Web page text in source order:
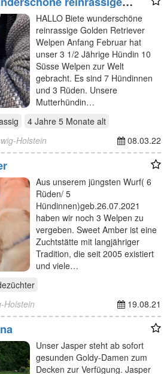
HALLO Biete wunderschöne
reinrassige Golden Retriever
Welpen Anfang Februar hat
unser 3 1/2 Jährige Hündin 10
Süsse Welpen zur Welt
gebracht. Es sind 7 Hündinnen
und 3 Rüden. Unsere
Mutterhündin…
4 Jahre 5 Monate alt
Holstein 08.03.22
Aus unserem jüngsten Wurf( 6
Rüden/ 5
Hündinnen)geb.26.07.2021
haben wir noch 3 Welpen zu
vergeben. Sweet Amber ist eine
Zuchtstätte mit langjähriger
Tradition, die seit 2005 existiert
und viele…
Holstein 19.08.21
Unser Jasper steht ab sofort
gesunden Goldy-Damen zum
Decken zur Verfügung. Jasper